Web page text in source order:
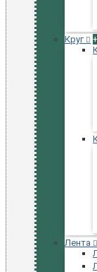
Круг
+
Лента